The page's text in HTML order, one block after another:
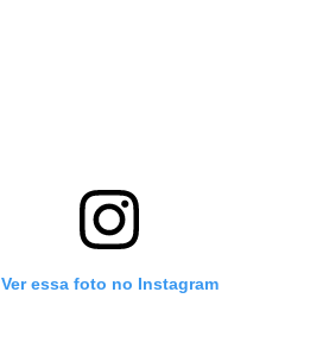
Ver essa foto no Instagram